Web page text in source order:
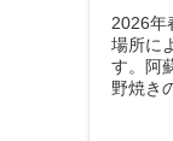
2026年
場所に
す。阿
野焼き